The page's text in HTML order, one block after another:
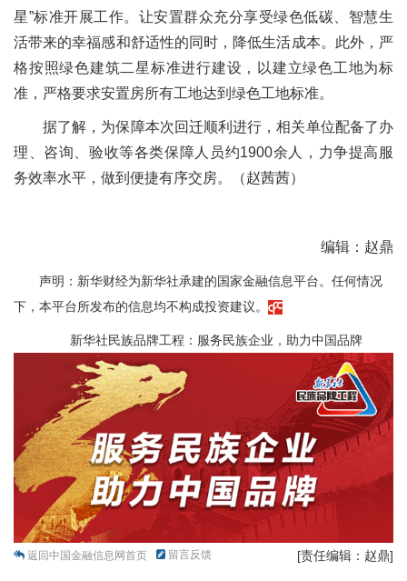
星”标准开展工作。让安置群众充分享受绿色低碳、智慧生
活带来的幸福感和舒适性的同时，降低生活成本。此外，严
格按照绿色建筑二星标准进行建设，以建立绿色工地为标
准，严格要求安置房所有工地达到绿色工地标准。
据了解，为保障本次回迁顺利进行，相关单位配备了办
理、咨询、验收等各类保障人员约1900余人，力争提高服
务效率水平，做到便捷有序交房。（赵茜茜）
编辑：赵鼎
声明：新华财经为新华社承建的国家金融信息平台。任何情况
下，本平台所发布的信息均不构成投资建议。
新华社民族品牌工程：服务民族企业，助力中国品牌
返回中国金融信息网首页 留言反馈 [责任编辑：赵鼎]